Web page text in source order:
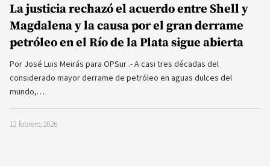
La justicia rechazó el acuerdo entre Shell y
Magdalena y la causa por el gran derrame
petróleo en el Río de la Plata sigue abierta
Por José Luis Meirás para OPSur .- A casi tres décadas del
considerado mayor derrame de petróleo en aguas dulces del
mundo,…
12 febrero, 2026